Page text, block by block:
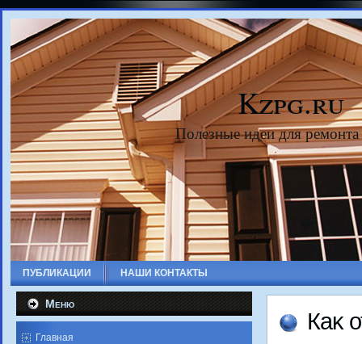
Kzpg.ru
Полезные идеи для
ПУБЛИКАЦИИ НАШИ КОНТАКТЫ
Меню
Главная
Каκ